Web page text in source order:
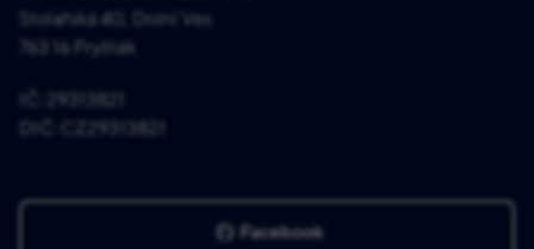
Stolařská 40, Dolní Ves
763 16 Fryšták
IČ: 29313821
DIČ: CZ29313821
Facebook